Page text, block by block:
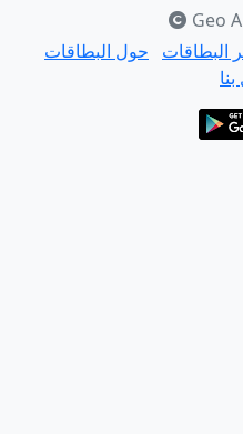
Geo
حول البطاقات